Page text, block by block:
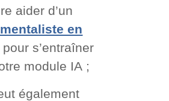
aider d’un
en
pour s’entraîner
module IA ;
également